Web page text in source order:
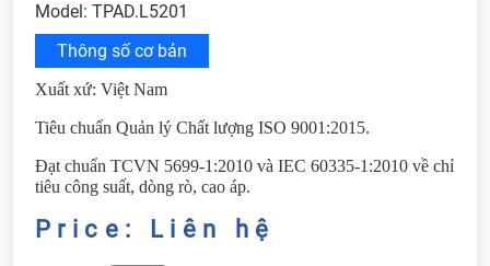
Model: TPAD.L5201
Thông số cơ bản
Xuất xứ: Việt Nam
Tiêu chuẩn Quản lý Chất lượng ISO 9001:2015.
Đạt chuẩn TCVN 5699-1:2010 và IEC 60335-1:2010 về chỉ
tiêu công suất, dòng rò, cao áp.
Price: Liên hệ